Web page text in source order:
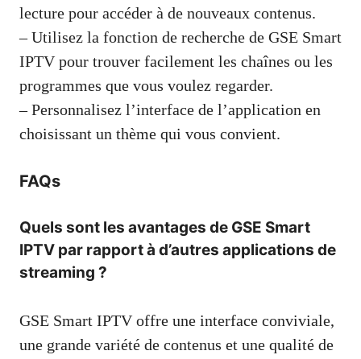
lecture pour accéder à de nouveaux contenus.
– Utilisez la fonction de recherche de GSE Smart
IPTV pour trouver facilement les chaînes ou les
programmes que vous voulez regarder.
– Personnalisez l’interface de l’application en
choisissant un thème qui vous convient.
FAQs
Quels sont les avantages de GSE Smart
IPTV par rapport à d’autres applications de
streaming ?
GSE Smart IPTV offre une interface conviviale,
une grande variété de contenus et une qualité de